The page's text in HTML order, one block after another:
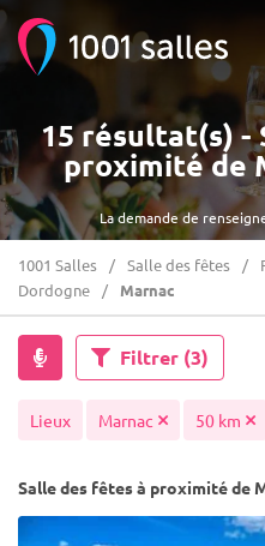
La demande de
15 résultat(s) -
proximité de
1001 Salles Salle des fêtes
Dordogne
Marnac
Filtrer (3)
Lieux Marnac 50 km
Salle des fêtes à proximité de